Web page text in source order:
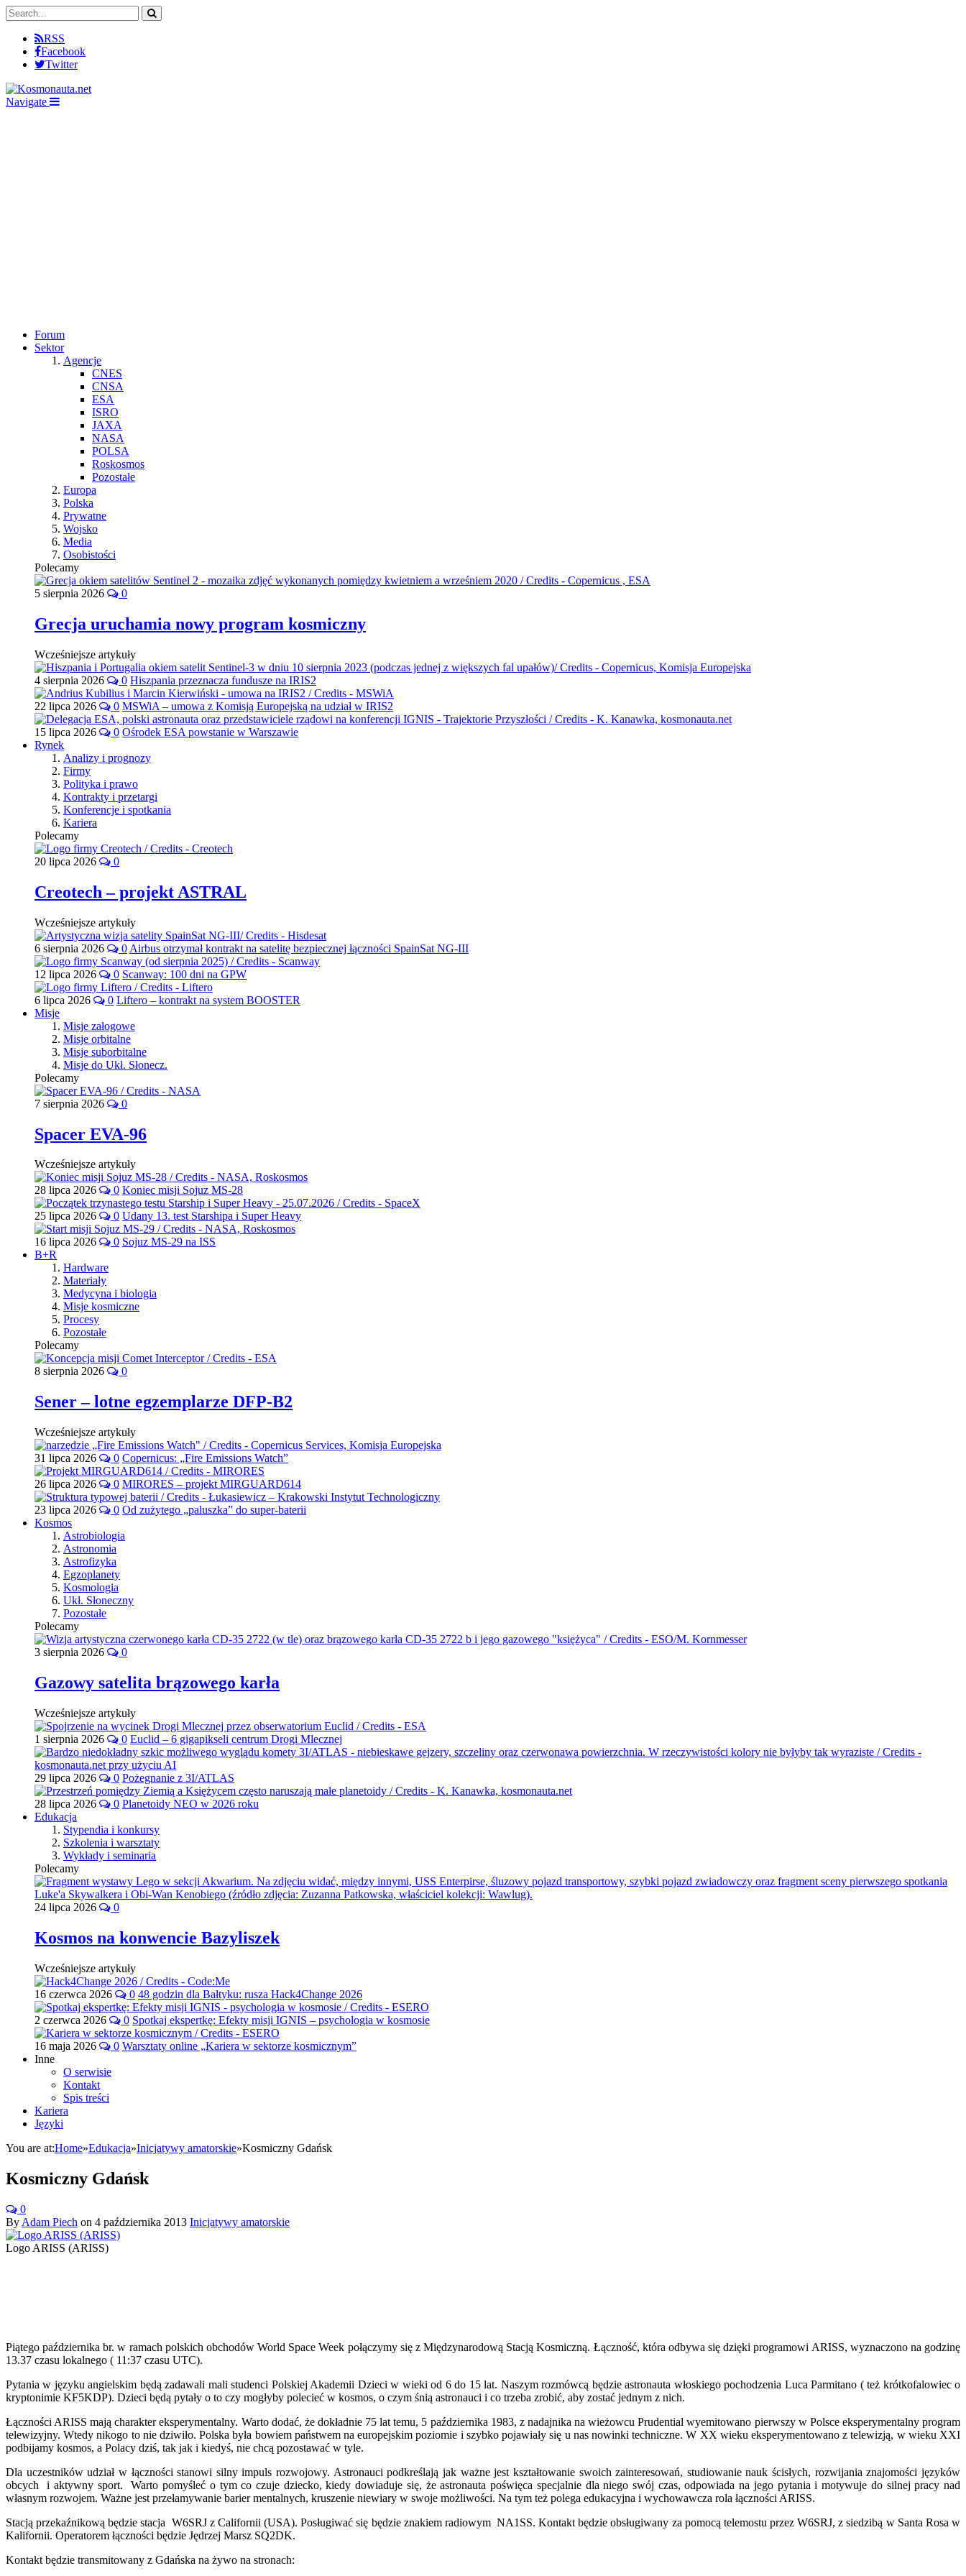
RSS
Facebook
Twitter
Navigate
Forum
Sektor
Agencje
CNES
CNSA
ESA
ISRO
JAXA
NASA
POLSA
Roskosmos
Pozostałe
Europa
Polska
Prywatne
Wojsko
Media
Osobistości
Polecamy
5 sierpnia 2026 0
Grecja uruchamia nowy program kosmiczny
Wcześniejsze artykuły
4 sierpnia 2026 0 Hiszpania przeznacza fundusze na IRIS2
22 lipca 2026 0 MSWiA – umowa z Komisją Europejską na udział w IRIS2
15 lipca 2026 0 Ośrodek ESA powstanie w Warszawie
Rynek
Analizy i prognozy
Firmy
Polityka i prawo
Kontrakty i przetargi
Konferencje i spotkania
Kariera
Polecamy
20 lipca 2026 0
Creotech – projekt ASTRAL
Wcześniejsze artykuły
6 sierpnia 2026 0 Airbus otrzymał kontrakt na satelitę bezpiecznej łączności SpainSat NG-III
12 lipca 2026 0 Scanway: 100 dni na GPW
6 lipca 2026 0 Liftero – kontrakt na system BOOSTER
Misje
Misje załogowe
Misje orbitalne
Misje suborbitalne
Misje do Ukł. Słonecz.
Polecamy
7 sierpnia 2026 0
Spacer EVA-96
Wcześniejsze artykuły
28 lipca 2026 0 Koniec misji Sojuz MS-28
25 lipca 2026 0 Udany 13. test Starshipa i Super Heavy
16 lipca 2026 0 Sojuz MS-29 na ISS
B+R
Hardware
Materiały
Medycyna i biologia
Misje kosmiczne
Procesy
Pozostałe
Polecamy
8 sierpnia 2026 0
Sener – lotne egzemplarze DFP-B2
Wcześniejsze artykuły
31 lipca 2026 0 Copernicus: „Fire Emissions Watch”
26 lipca 2026 0 MIRORES – projekt MIRGUARD614
23 lipca 2026 0 Od zużytego „paluszka” do super-baterii
Kosmos
Astrobiologia
Astronomia
Astrofizyka
Egzoplanety
Kosmologia
Ukł. Słoneczny
Pozostałe
Polecamy
3 sierpnia 2026 0
Gazowy satelita brązowego karła
Wcześniejsze artykuły
1 sierpnia 2026 0 Euclid – 6 gigapikseli centrum Drogi Mlecznej
29 lipca 2026 0 Pożegnanie z 3I/ATLAS
28 lipca 2026 0 Planetoidy NEO w 2026 roku
Edukacja
Stypendia i konkursy
Szkolenia i warsztaty
Wykłady i seminaria
Polecamy
24 lipca 2026 0
Kosmos na konwencie Bazyliszek
Wcześniejsze artykuły
16 czerwca 2026 0 48 godzin dla Bałtyku: rusza Hack4Change 2026
2 czerwca 2026 0 Spotkaj ekspertkę: Efekty misji IGNIS – psychologia w kosmosie
16 maja 2026 0 Warsztaty online „Kariera w sektorze kosmicznym”
Inne
O serwisie
Kontakt
Spis treści
Kariera
Języki
You are at:Home»Edukacja»Inicjatywy amatorskie»Kosmiczny Gdańsk
Kosmiczny Gdańsk
0
By Adam Piech on 4 października 2013 Inicjatywy amatorskie
Logo ARISS (ARISS)
Piątego października br. w ramach polskich obchodów World Space Week połączymy się z Międzynarodową Stacją Kosmiczną. Łączność, która odbywa się dzięki programowi ARISS, wyznaczono na godzinę
13.37 czasu lokalnego ( 11:37 czasu UTC).
Pytania w języku angielskim będą zadawali mali studenci Polskiej Akademii Dzieci w wieki od 6 do 15 lat. Naszym rozmówcą będzie astronauta włoskiego pochodzenia Luca Parmitano ( też krótkofalowiec o
kryptonimie KF5KDP). Dzieci będą pytały o to czy mogłyby polecieć w kosmos, o czym śnią astronauci i co trzeba zrobić, aby zostać jednym z nich.
Łączności ARISS mają charakter eksperymentalny. Warto dodać, że dokładnie 75 lat temu, 5 października 1983, z nadajnika na wieżowcu Prudential wyemitowano pierwszy w Polsce eksperymentalny program
telewizyjny. Wtedy nikogo to nie dziwiło. Polska była bowiem państwem na europejskim poziomie i szybko pojawiały się u nas nowinki techniczne. W XX wieku eksperymentowano z telewizją, w wieku XXI
podbijamy kosmos, a Polacy dziś, tak jak i kiedyś, nie chcą pozostawać w tyle.
Dla uczestników udział w łączności stanowi silny impuls rozwojowy. Astronauci podkreślają jak ważne jest kształtowanie swoich zainteresowań, studiowanie nauk ścisłych, rozwijania znajomości języków
obcych i aktywny sport. Warto pomyśleć o tym co czuje dziecko, kiedy dowiaduje się, że astronauta poświęca specjalnie dla niego swój czas, odpowiada na jego pytania i motywuje do silnej pracy nad
własnym rozwojem. Ważne jest przełamywanie barier mentalnych, kruszenie niewiary w swoje możliwości. Na tym też polega edukacyjna i wychowawcza rola łączności ARISS.
Stacją przekaźnikową będzie stacja W6SRJ z Californii (USA). Posługiwać się będzie znakiem radiowym NA1SS. Kontakt będzie obsługiwany za pomocą telemostu przez W6SRJ, z siedzibą w Santa Rosa w
Kalifornii. Operatorem łączności będzie Jędrzej Marsz SQ2DK.
Kontakt będzie transmitowany z Gdańska na żywo na stronach: